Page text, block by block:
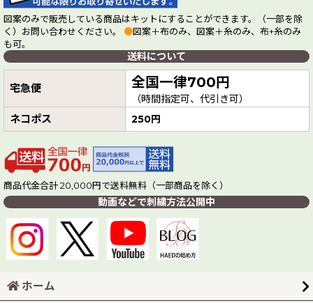
図案のみで販売している商品はキットにすることができます。（一部を除
く）お問い合わせください。 ●図案＋布のみ、図案＋糸のみ、布+糸のみ
も可。
送料について
宅急便 全国一律700円
（時間指定可、代引き可）
ネコポス 250円
商品代金合計 20,000円で送料無料（一部商品を除く）
動画などで刺繍方法公開中
ホーム